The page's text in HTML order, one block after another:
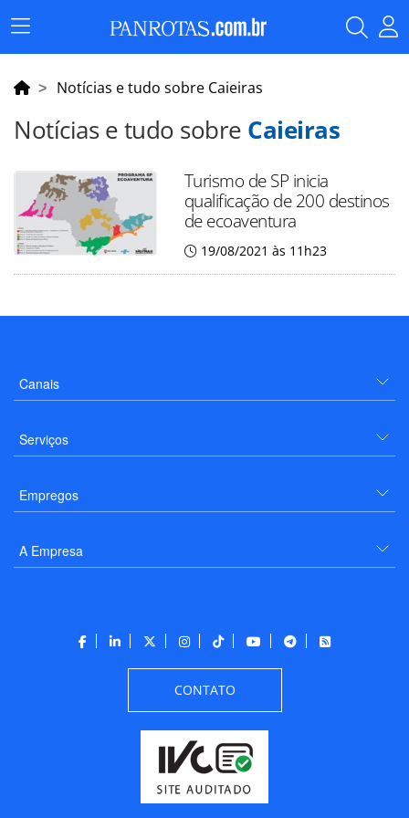
Menu
Principal
Notícias e tudo sobre Caieiras
Notícias e tudo sobre Caieiras
Turismo de SP inicia
qualificação de 200 destinos
de ecoaventura
19/08/2021 às 11h23
Canais
Serviços
Empregos
A Empresa
CONTATO